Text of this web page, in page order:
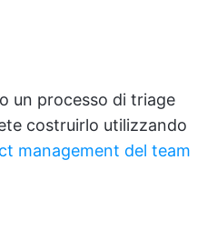
un processo di triage
costruirlo utilizzando
management del team